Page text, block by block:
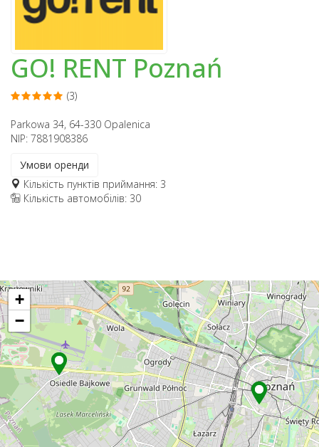
GO! RENT Poznań
(3)
Parkowa 34, 64-330 Opalenica
NIP: 7881908386
Умови оренди
Кількість пунктів приймання: 3
Кількість автомобілів: 30
+
−